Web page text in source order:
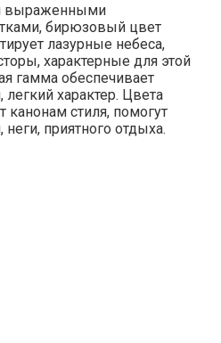
выраженными
бирюзовый цвет
лазурные небеса,
характерные для этой
гамма обеспечивает
характер. Цвета
канонам стиля, помогут
приятного отдыха.